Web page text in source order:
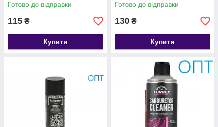
Готово до відправки
115 ₴
Купити
Готово до відправки
130 ₴
Купити